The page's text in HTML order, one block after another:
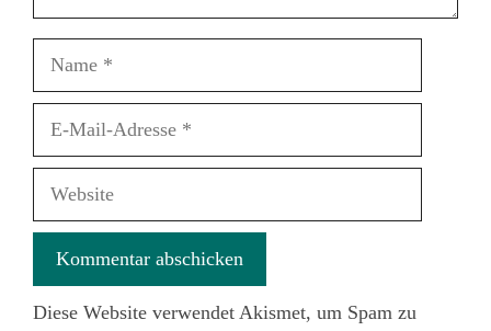
Name
Website
Diese Website verwendet Akismet, um Spam zu